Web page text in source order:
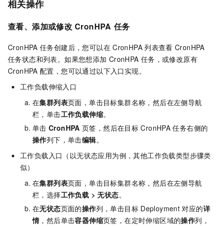
相关操作
查看、添加或修改 CronHPA 任务
CronHPA 任务创建后，您可以在 CronHPA 列表查看 CronHPA
任务状态和列表。如果您想添加 CronHPA 任务，或修改原有
CronHPA 配置，您可以通过以下入口实现。
工作负载伸缩入口
在集群列表页面，单击目标集群名称，然后在左侧导航
栏，单击工作负载伸缩。
单击 CronHPA 页签，然后在目标 CronHPA 任务右侧的
操作列下，单击编辑。
工作负载入口（以无状态应用为例，其他工作负载类型步骤类
似）
在集群列表页面，单击目标集群名称，然后在左侧导航
栏，选择工作负载 >无状态。
在无状态页面的操作列，单击目标 Deployment 对应的详
情，然后单击容器伸缩页签，在定时伸缩区域的操作列，